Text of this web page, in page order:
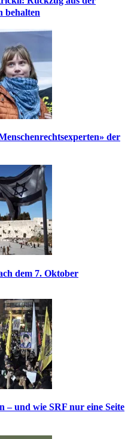
behalten
der
dem 7. Oktober
– und wie SRF nur eine Seite